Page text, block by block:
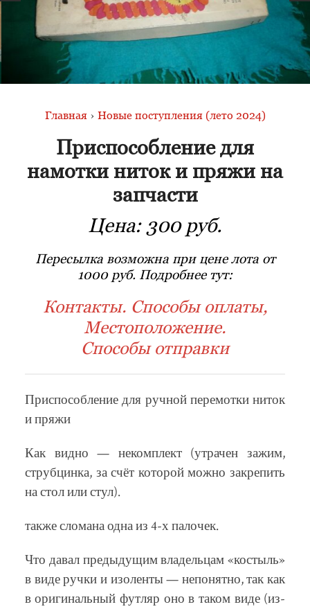
Главная › Новые поступления (лето 2024)
Приспособление для
намотки ниток и пряжи на
запчасти
Цена: 300 руб.
Пересылка возможна при цене лота от
1000 руб. Подробнее тут:
Контакты. Способы оплаты,
Местоположение.
Способы отправки
Приспособление для ручной перемотки ниток
и пряжи
Как видно — некомплект (утрачен зажим,
струбцинка, за счёт которой можно закрепить
на стол или стул).
также сломана одна из 4-х палочек.
Что давал предыдущим владельцам «костыль»
в виде ручки и изоленты — непонятно, так как
в оригинальный футляр оно в таком виде (из-